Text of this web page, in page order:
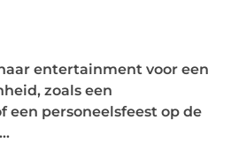
entertainment voor een
zoals een
een personeelsfeest op de